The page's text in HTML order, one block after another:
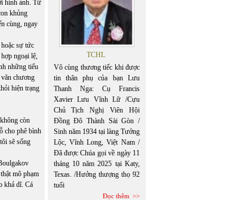
hình ảnh. Từ
khủng
cùng, ngay
sự tức
ngoại lệ,
những tiểu
chương
hiện trạng
còn
cho phê bình
sẽ sống
mô phạm
khả dĩ. Cá
TCHL
Vô cùng thương tiếc khi được
tin thân phụ của bạn Lưu
Thanh Nga: Cụ Francis
Xavier Lưu Vĩnh Lữ /Cựu
Chủ Tịch Nghị Viên Hội
Đồng Đô Thành Sài Gòn /
Sinh năm 1934 tại làng Tưởng
Lộc, Vĩnh Long, Việt Nam /
Đã được Chúa gọi về ngày 11
tháng 10 năm 2025 tại Katy,
Texas. /Hưởng thượng thọ 92
tuổi
Đọc thêm